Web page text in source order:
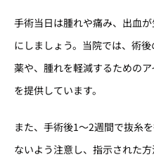
手術当日は腫れや痛み、出血
にしましょう。当院では、術
薬や、腫れを軽減するための
を提供しています。
また、手術後1〜2週間で抜糸
ないよう注意し、指示された